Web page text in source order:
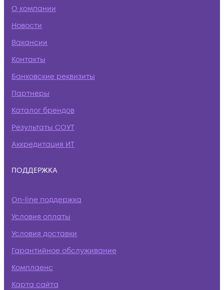
О компании
Новости
Вакансии
Контакты
Банковские реквизиты
Партнеры
Каталог брендов
Результаты СОУТ
Аккредитация ИТ
ПОДДЕРЖКА
On-line поддержка
Условия оплаты
Условия доставки
Гарантийное обслуживание
Комплаенс
Карта сайта